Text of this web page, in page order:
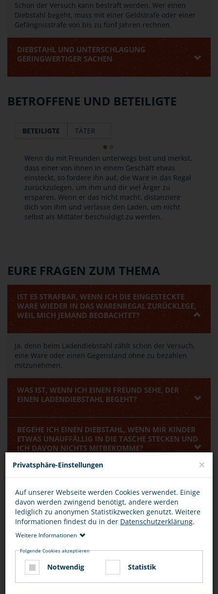
Schon der Versuch kann bestraft werden. Wer einen
Diebstahl begeht, muss mit einer Geldstrafe oder einer
Gefängnisstrafe von bis zu fünf Jahren rechnen.
DIEBSTAHL UND UNTERSCHLAGUNG
GERINGWERTIGER SACHEN
BETROFFENE UND BETEILIGTE
BETEILIGTE TÄTER
Wenn du mit Freunden unterwegs bist und merkst,
dass einer von ihnen in einem Geschäft etwas
einsteckt, so fordere ihn auf, die Ware in das Regal
zurückzulegen, um ihm und dir viel Ärger zu
ersparen. Wenn er das nicht macht, distanziere
dich von ihm und verlasse den Laden, um nicht
selbst als Mittäter beschuldigt zu werden.
EURE FRAGEN ZUM THEMA
IST ES STRAFBAR, WENN ICH DIE EINGESTECKTE
WARE WIEDER IN DAS WARENREGAL ZURÜCKLEGE,
WEIL MICH JEMAND BEOBACHTET?
Ja, denn beim Ladendiebstahl zählt schon der Versuch,
eine Ware oder einen Gegenstand ohne zu bezahlen
mitzunehmen.
WAS IST, WENN ICH EINEN FREUND SEHE, DER
EINEN LADENDIEBSTAHL BEGEHT?
BEGEHE ICH EINEN DIEBSTAHL, WENN MIR KINDER
ETWAS UNAUFFÄLLIG IN DIE TASCHE STECKEN UND
ICH DAVON NICHTS MITBEKOMME?
BEWERTUNG
DIESEN ARTIKEL ...
Privatsphäre-Einstellungen ×
Auf unserer Webseite werden Cookies verwendet. Einige
davon werden zwingend benötigt, andere werden
lediglich zu anonymen Statistikzwecken genutzt. Weitere
Informationen findest du in der Datenschutzerklärung.
Weitere Informationen
Folgende Cookies akzeptieren
Notwendig Statistik